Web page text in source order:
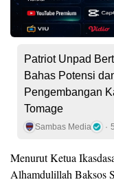
Patriot Unpad
Bahas Potensi
Pengembangan
Tomage
Sambas Media
Menurut Ketua
Alhamdulillah Baksos